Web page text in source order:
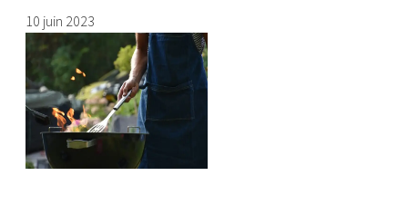
10 juin 2023